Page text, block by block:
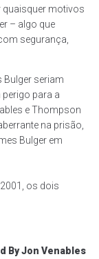
motivos
– algo que
segurança,
seriam
para a
e Thompson
na prisão,
Bulger em
os dois
By Jon Venables